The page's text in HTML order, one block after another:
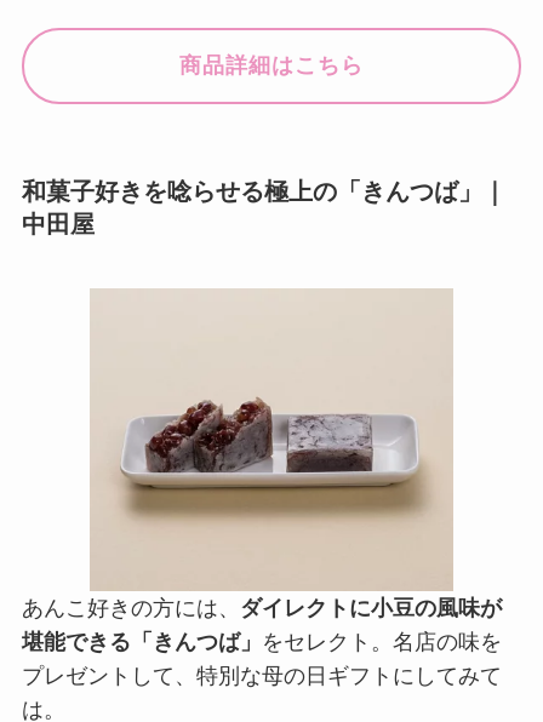
商品詳細はこちら
和菓子好きを唸らせる極上の「きんつば」｜
中田屋
あんこ好きの方には、 ダイレクトに小豆の風味が
堪能できる「きんつば」 をセレクト。名店の味を
プレゼントして、特別な母の日ギフトにしてみて
は。